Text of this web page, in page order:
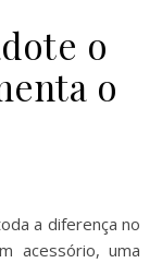
o
o
acessório, uma